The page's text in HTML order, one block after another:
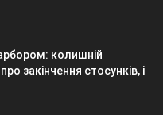
колишній
закінчення стосунків, і